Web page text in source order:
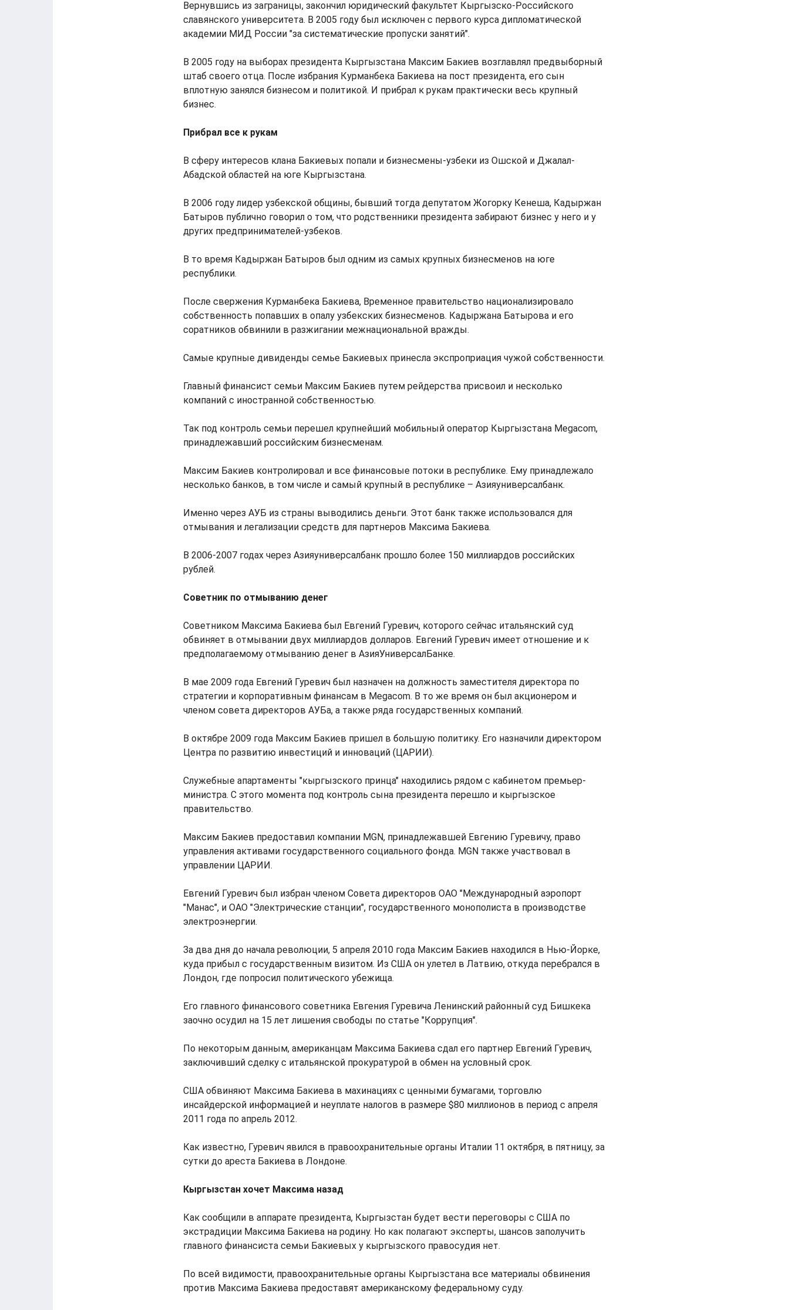
Вернувшись из заграницы, закончил юридический факультет Кыргызско-Российского
славянского университета. В 2005 году был исключен с первого курса дипломатической
академии МИД России "за систематические пропуски занятий".
В 2005 году на выборах президента Кыргызстана Максим Бакиев возглавлял предвыборный
штаб своего отца. После избрания Курманбека Бакиева на пост президента, его сын
вплотную занялся бизнесом и политикой. И прибрал к рукам практически весь крупный
бизнес.
Прибрал все к рукам
В сферу интересов клана Бакиевых попали и бизнесмены-узбеки из Ошской и Джалал-
Абадской областей на юге Кыргызстана.
В 2006 году лидер узбекской общины, бывший тогда депутатом Жогорку Кенеша, Кадыржан
Батыров публично говорил о том, что родственники президента забирают бизнес у него и у
других предпринимателей-узбеков.
В то время Кадыржан Батыров был одним из самых крупных бизнесменов на юге
республики.
После свержения Курманбека Бакиева, Временное правительство национализировало
собственность попавших в опалу узбекских бизнесменов. Кадыржана Батырова и его
соратников обвинили в разжигании межнациональной вражды.
Самые крупные дивиденды семье Бакиевых принесла экспроприация чужой собственности.
Главный финансист семьи Максим Бакиев путем рейдерства присвоил и несколько
компаний с иностранной собственностью.
Так под контроль семьи перешел крупнейший мобильный оператор Кыргызстана Megacom,
принадлежавший российским бизнесменам.
Максим Бакиев контролировал и все финансовые потоки в республике. Ему принадлежало
несколько банков, в том числе и самый крупный в республике – Азияуниверсалбанк.
Именно через АУБ из страны выводились деньги. Этот банк также использовался для
отмывания и легализации средств для партнеров Максима Бакиева.
В 2006-2007 годах через Азияуниверсалбанк прошло более 150 миллиардов российских
рублей.
Советник по отмыванию денег
Советником Максима Бакиева был Евгений Гуревич, которого сейчас итальянский суд
обвиняет в отмывании двух миллиардов долларов. Евгений Гуревич имеет отношение и к
предполагаемому отмыванию денег в АзияУниверсалБанке.
В мае 2009 года Евгений Гуревич был назначен на должность заместителя директора по
стратегии и корпоративным финансам в Megacom. В то же время он был акционером и
членом совета директоров АУБа, а также ряда государственных компаний.
В октябре 2009 года Максим Бакиев пришел в большую политику. Его назначили директором
Центра по развитию инвестиций и инноваций (ЦАРИИ).
Служебные апартаменты "кыргызского принца" находились рядом с кабинетом премьер-
министра. С этого момента под контроль сына президента перешло и кыргызское
правительство.
Максим Бакиев предоставил компании MGN, принадлежавшей Евгению Гуревичу, право
управления активами государственного социального фонда. MGN также участвовал в
управлении ЦАРИИ.
Евгений Гуревич был избран членом Совета директоров ОАО "Международный аэропорт
"Манас", и ОАО "Электрические станции", государственного монополиста в производстве
электроэнергии.
За два дня до начала революции, 5 апреля 2010 года Максим Бакиев находился в Нью-Йорке,
куда прибыл с государственным визитом. Из США он улетел в Латвию, откуда перебрался в
Лондон, где попросил политического убежища.
Его главного финансового советника Евгения Гуревича Ленинский районный суд Бишкека
заочно осудил на 15 лет лишения свободы по статье "Коррупция".
По некоторым данным, американцам Максима Бакиева сдал его партнер Евгений Гуревич,
заключивший сделку с итальянской прокуратурой в обмен на условный срок.
США обвиняют Максима Бакиева в махинациях с ценными бумагами, торговлю
инсайдерской информацией и неуплате налогов в размере $80 миллионов в период с апреля
2011 года по апрель 2012.
Как известно, Гуревич явился в правоохранительные органы Италии 11 октября, в пятницу, за
сутки до ареста Бакиева в Лондоне.
Кыргызстан хочет Максима назад
Как сообщили в аппарате президента, Кыргызстан будет вести переговоры с США по
экстрадиции Максима Бакиева на родину. Но как полагают эксперты, шансов заполучить
главного финансиста семьи Бакиевых у кыргызского правосудия нет.
По всей видимости, правоохранительные органы Кыргызстана все материалы обвинения
против Максима Бакиева предоставят американскому федеральному суду.